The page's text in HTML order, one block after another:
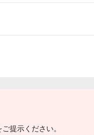
提示ください。